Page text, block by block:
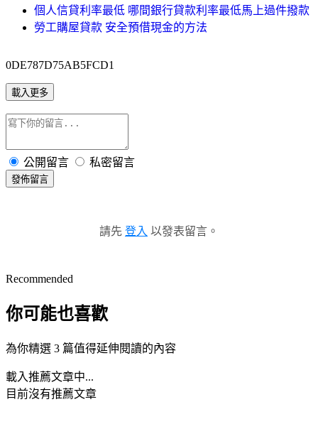
個人信貸利率最低 哪間銀行貸款利率最低馬上過件撥款
勞工購屋貸款 安全預借現金的方法
0DE787D75AB5FCD1
載入更多
公開留言 私密留言
發佈留言
請先 登入 以發表留言。
Recommended
你可能也喜歡
為你精選 3 篇值得延伸閱讀的內容
載入推薦文章中...
目前沒有推薦文章